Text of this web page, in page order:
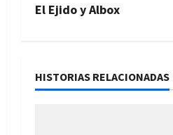
c
ó
El Ejido y Albox
HISTORIAS RELACIONADAS